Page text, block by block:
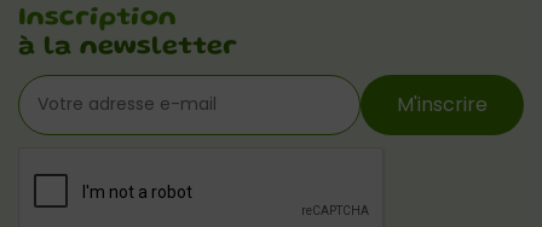
Inscription
à la newsletter
M'inscrire